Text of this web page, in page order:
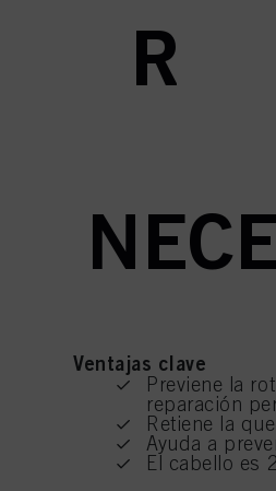
Ventajas clave
Previene la
reparación
Retiene la
Ayuda a
El cabello es